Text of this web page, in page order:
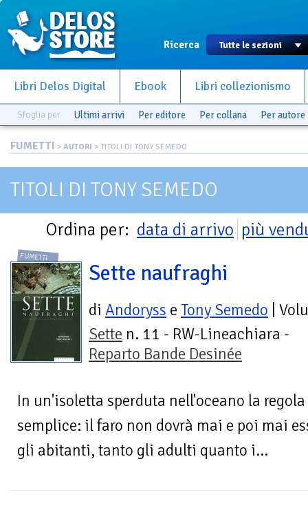
Ricerca
Libri Delos Digital Ebook Libri collezionismo
Sfoglia per Ultimi arrivi Per editore Per collana Per autore
FUMETTI > AUTORI > TITOLI DI TONY SEMEDO
TITOLI DI TONY SEMEDO
Ordina per: data di arrivo più
FUMETTI
Sette naufraghi
di Andoryss e Tony Semedo |
Sette n. 11 - RW-Lineachiara -
Reparto Bande Desinée
In un'isoletta sperduta nell'oceano la
semplice: il faro non dovrà mai e poi mai
gli abitanti, tanto gli adulti quanto i...